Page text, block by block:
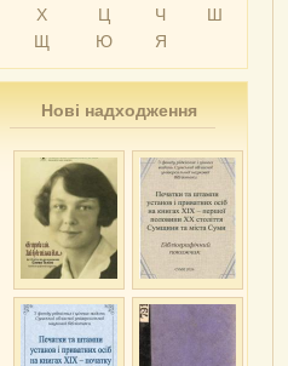
Х
Ц Ч
Ш
Щ
Ю Я
Нові надходження